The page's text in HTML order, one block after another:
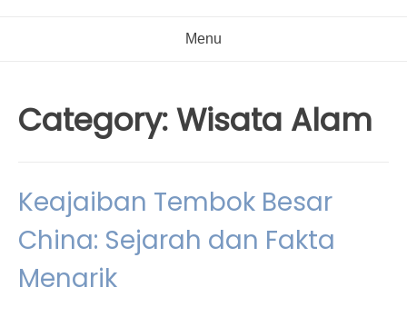
Menu
Category:Wisata Alam
Keajaiban Tembok Besar
China: Sejarah dan Fakta
Menarik